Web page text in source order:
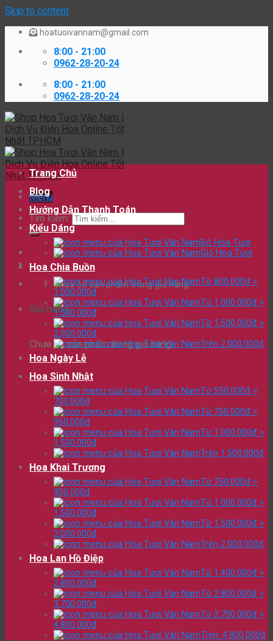
Skip to content
hoatuoivannam@gmail.com
8:00 - 21:00
0962-28-20-24
8:00 - 21:00
0962-28-20-24
Menu
Tìm kiếm:
Chưa có sản phẩm trong giỏ hàng.
Giỏ hàng
Chưa có sản phẩm trong giỏ hàng.
Trang Chủ
Blog
Hướng Dẫn Thanh Toán
Kiểu Dáng
Bó Hoa Tươi
Giỏ Hoa Tươi
Hoa Chia Buồn
Từ 800.000đ >
1.000.000đ
Từ 1.000.000đ >
1.500.000đ
Từ 1.500.000đ >
2.000.000đ
Trên 2.000.000đ
Hoa Ngày Lễ
Hoa Sinh Nhật
Từ 550.000đ >
700.000đ
Từ 750.000đ >
950.000đ
Từ 1.000.000đ >
1.500.000đ
Trên 1.500.000đ
Hoa Khai Trương
Từ 750.000đ >
950.000đ
Từ 1.000.000đ >
1.500.000đ
Từ 1.500.000đ >
2.000.000đ
Trên 2.000.000đ
Hoa Lan Hồ Điệp
Từ 1.400.000đ >
2.800.000đ
Từ 2.800.000đ >
3.700.000đ
Từ 3.700.000đ >
4.800.000đ
Trên: 4.800.000đ